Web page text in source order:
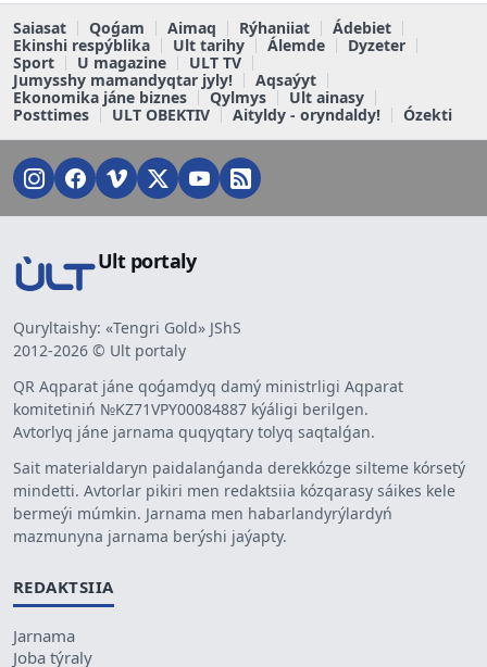
Saiasat Qoǵam Aimaq Rýhaniiat
Ádebiet
Ekinshi respýblika
Ult tarihy Álemde
Dyzeter
Sport
U magazine
ULT TV
Jumysshy mamandyqtar jyly!
Aqsaýyt
Ekonomika jáne biznes
Qylmys
Ult ainasy
Posttimes
ULT OBEKTIV Aityldy - oryndaldy! Ózekti
Ult portaly
Quryltaishy: «Tengri Gold» JShS
2012-2026 © Ult portaly
QR Aqparat jáne qoǵamdyq damý ministrligi Aqparat
komitetiniń №KZ71VPY00084887 kýáligi berilgen.
Avtorlyq jáne jarnama quqyqtary tolyq saqtalǵan.
Sait materialdaryn paidalanǵanda derekkózge silteme kórsetý
mindetti. Avtorlar pikiri men redaktsiia kózqarasy sáikes kele
bermeýi múmkin. Jarnama men habarlandyrýlardyń
mazmunyna jarnama berýshi jaýapty.
REDAKTSIIA
Jarnama
Joba týraly